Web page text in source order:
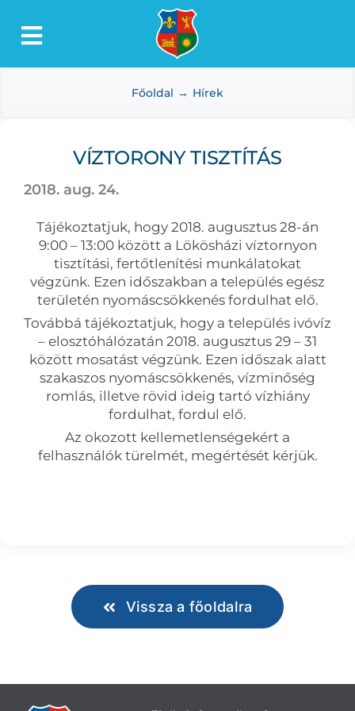
Toggle
Lőkösháza
Dokumentumtár
Média
Választás
Főoldal Hírek
VÍZTORONY TISZTÍTÁS
2018. aug. 24.
Tájékoztatjuk, hogy 2018. augusztus 28-án
9:00 – 13:00 között a Lökösházi víztornyon
tisztítási, fertőtlenítési munkálatokat
végzünk. Ezen időszakban a település egész
területén nyomáscsökkenés fordulhat elő.
Továbbá tájékoztatjuk, hogy a település ivóvíz
– elosztóhálózatán 2018. augusztus 29 – 31
között mosatást végzünk. Ezen időszak alatt
szakaszos nyomáscsökkenés, vízminőség
romlás, illetve rövid ideig tartó vízhiány
fordulhat, fordul elő.
Az okozott kellemetlenségekért a
felhasználók türelmét, megértését kérjük.
Vissza a főoldalra